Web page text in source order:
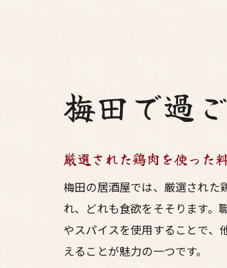
梅田で過
厳選された鶏肉を使った
梅田の居酒屋では、厳選された
れ、どれも食欲をそそります。
やスパイスを使用することで、
えることが魅力の一つです。